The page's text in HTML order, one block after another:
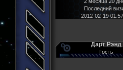
2 месяца 20
Последний
2012-02-19
Дарт Рэнд
Гость